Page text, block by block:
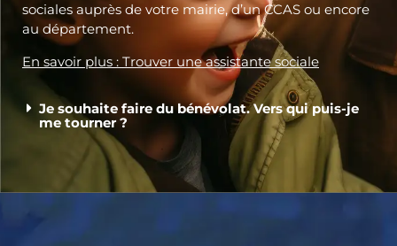
sociales auprès de votre mairie, d’un CCAS ou encore
au département.
En savoir plus : Trouver une assistante sociale
Je souhaite faire du bénévolat. Vers qui puis-je
me tourner ?